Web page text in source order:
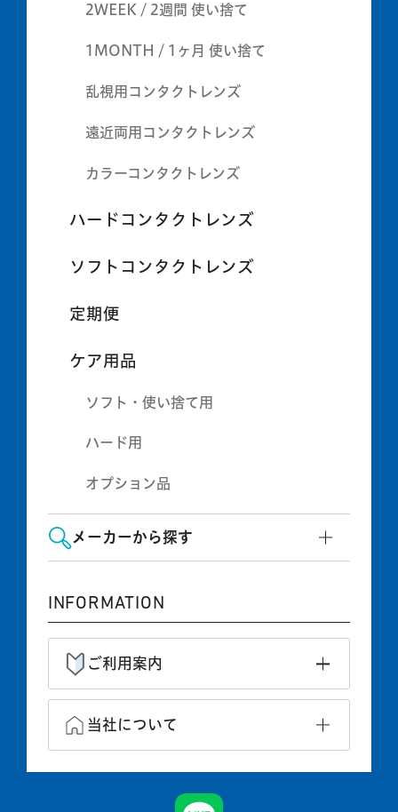
2WEEK / 2週間 使い捨て
1MONTH / 1ヶ月 使い捨て
乱視用コンタクトレンズ
遠近両用コンタクトレンズ
カラーコンタクトレンズ
ハードコンタクトレンズ
ソフトコンタクトレンズ
定期便
ケア用品
ソフト・使い捨て用
ハード用
オプション品
メーカーから探す
INFORMATION
ご利用案内
当社について